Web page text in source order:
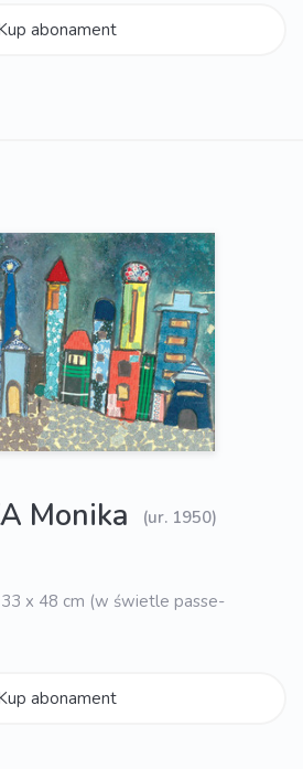
abonament
Monika (ur. 1950)
x 48 cm (w świetle passe-
abonament